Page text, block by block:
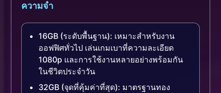
ความจำ
16GB (ระดับพื้นฐาน): เหมาะสำหรับงาน
ออฟฟิศทั่วไป เล่นเกมเบาที่ความละเอียด
1080p และการใช้งานหลายอย่างพร้อมกัน
ในชีวิตประจำวัน
32GB (จุดที่คุ้มค่าที่สุด): มาตรฐานทอง